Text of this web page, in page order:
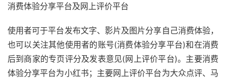
消费体验分享平台及网上评价平台
使用者可于平台发布文字、影片及图片分享自己消费体验，
也可以关注其他使用者的账号(消费体验分享平台)和在消费
后到商家的专页评分及发表意见(网上评价平台)。主要消费
体验分享平台为小红书；主要网上评价平台为大众点评、马